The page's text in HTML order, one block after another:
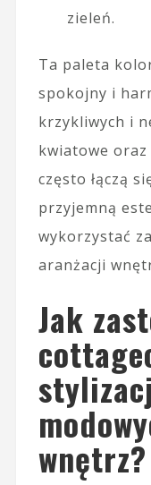
zieleń.
Ta paleta
spokojny i
krzykliwych i
kwiatowe
często łączą
przyjemną
wykorzystać
aranżacji
Jak
wnętrz?